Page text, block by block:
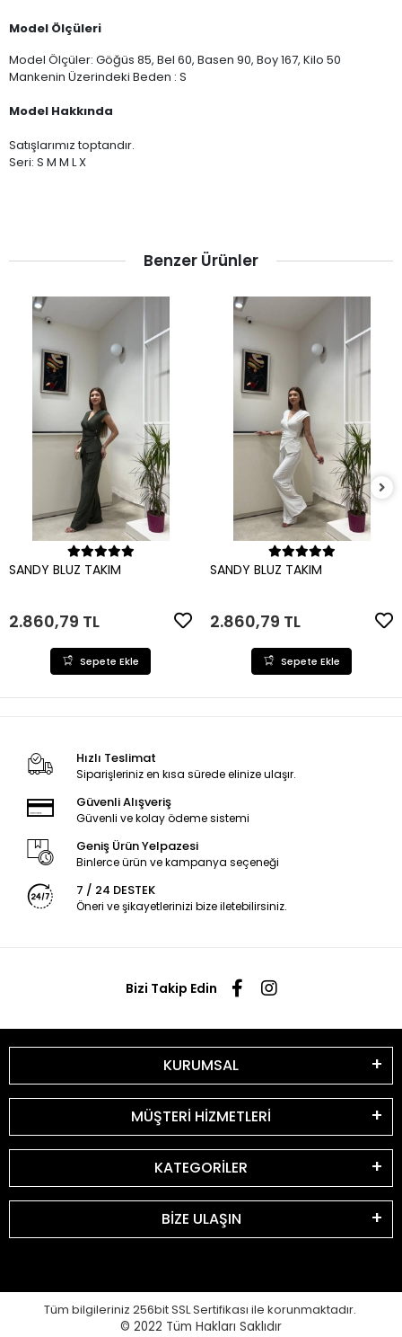
Model Ölçüleri
Model Ölçüler: Göğüs 85, Bel 60, Basen 90, Boy 167, Kilo 50
Mankenin Üzerindeki Beden : S
Model Hakkında
Satışlarımız toptandır.
Seri: S M M L X
Benzer Ürünler
Sepete Ekle
SANDY BLUZ TAKIM
2.860,79 TL
Sepete Ekle
Sepete Ekle
SANDY BLUZ TAKIM
2.860,79 TL
Sepete Ekle
Hızlı Teslimat
Siparişleriniz en kısa sürede elinize ulaşır.
Güvenli Alışveriş
Güvenli ve kolay ödeme sistemi
Geniş Ürün Yelpazesi
Binlerce ürün ve kampanya seçeneği
7 / 24 DESTEK
Öneri ve şikayetlerinizi bize iletebilirsiniz.
Bizi Takip Edin
KURUMSAL
MÜŞTERİ HİZMETLERİ
KATEGORİLER
BİZE ULAŞIN
Tüm bilgileriniz 256bit SSL Sertifikası ile korunmaktadır.
© 2022 Tüm Hakları Saklıdır